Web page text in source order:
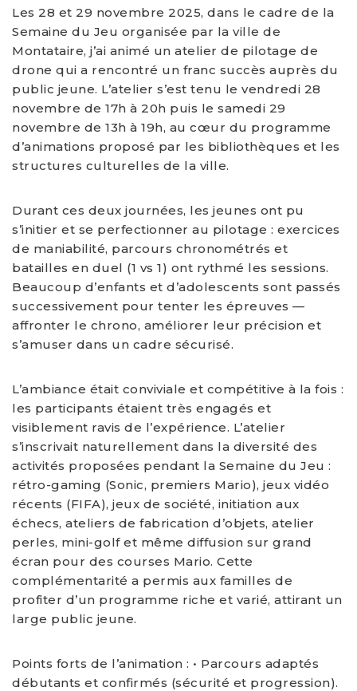
Les 28 et 29 novembre 2025, dans le cadre de la
Semaine du Jeu organisée par la ville de
Montataire, j’ai animé un atelier de pilotage de
drone qui a rencontré un franc succès auprès du
public jeune. L’atelier s’est tenu le vendredi 28
novembre de 17h à 20h puis le samedi 29
novembre de 13h à 19h, au cœur du programme
d’animations proposé par les bibliothèques et les
structures culturelles de la ville.
Durant ces deux journées, les jeunes ont pu
s’initier et se perfectionner au pilotage : exercices
de maniabilité, parcours chronométrés et
batailles en duel (1 vs 1) ont rythmé les sessions.
Beaucoup d’enfants et d’adolescents sont passés
successivement pour tenter les épreuves —
affronter le chrono, améliorer leur précision et
s’amuser dans un cadre sécurisé.
L’ambiance était conviviale et compétitive à la fois :
les participants étaient très engagés et
visiblement ravis de l’expérience. L’atelier
s’inscrivait naturellement dans la diversité des
activités proposées pendant la Semaine du Jeu :
rétro-gaming (Sonic, premiers Mario), jeux vidéo
récents (FIFA), jeux de société, initiation aux
échecs, ateliers de fabrication d’objets, atelier
perles, mini-golf et même diffusion sur grand
écran pour des courses Mario. Cette
complémentarité a permis aux familles de
profiter d’un programme riche et varié, attirant un
large public jeune.
Points forts de l’animation : • Parcours adaptés
débutants et confirmés (sécurité et progression).